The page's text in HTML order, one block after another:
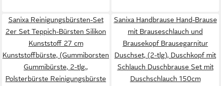
Sanixa Reinigungsbürsten-Set
2er Set Teppich-Bürsten Silikon
Kunststoff 27 cm
Kunststoffbürste, (Gummiborsten
Gummibürste, 2-tlg.,
Polsterbürste Reinigungsbürste
Sanixa Handbrause Hand-Brause
mit Brauseschlauch und
Brausekopf Brausegarnitur
Duschset, (2-tlg), Duschkopf mit
Schlauch Duschbrause Set mit
Duschschlauch 150cm